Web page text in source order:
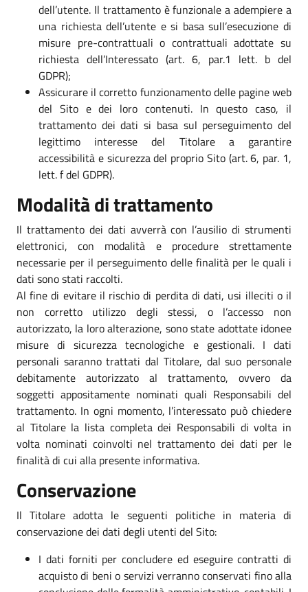
dell’utente. Il trattamento è funzionale a adempiere a
una richiesta dell’utente e si basa sull’esecuzione di
misure pre-contrattuali o contrattuali adottate su
richiesta dell’Interessato (art. 6, par.1 lett. b del
GDPR);
Assicurare il corretto funzionamento delle pagine web
del Sito e dei loro contenuti. In questo caso, il
trattamento dei dati si basa sul perseguimento del
legittimo interesse del Titolare a garantire
accessibilità e sicurezza del proprio Sito (art. 6, par. 1,
lett. f del GDPR).
Modalità di trattamento
Il trattamento dei dati avverrà con l’ausilio di strumenti
elettronici, con modalità e procedure strettamente
necessarie per il perseguimento delle finalità per le quali i
dati sono stati raccolti.
Al fine di evitare il rischio di perdita di dati, usi illeciti o il
non corretto utilizzo degli stessi, o l’accesso non
autorizzato, la loro alterazione, sono state adottate idonee
misure di sicurezza tecnologiche e gestionali. I dati
personali saranno trattati dal Titolare, dal suo personale
debitamente autorizzato al trattamento, ovvero da
soggetti appositamente nominati quali Responsabili del
trattamento. In ogni momento, l’interessato può chiedere
al Titolare la lista completa dei Responsabili di volta in
volta nominati coinvolti nel trattamento dei dati per le
finalità di cui alla presente informativa.
Conservazione
Il Titolare adotta le seguenti politiche in materia di
conservazione dei dati degli utenti del Sito:
I dati forniti per concludere ed eseguire contratti di
acquisto di beni o servizi verranno conservati fino alla